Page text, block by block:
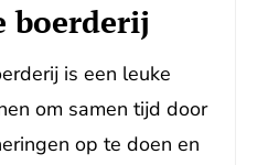
boerderij
is een leuke
om samen tijd door
op te doen en